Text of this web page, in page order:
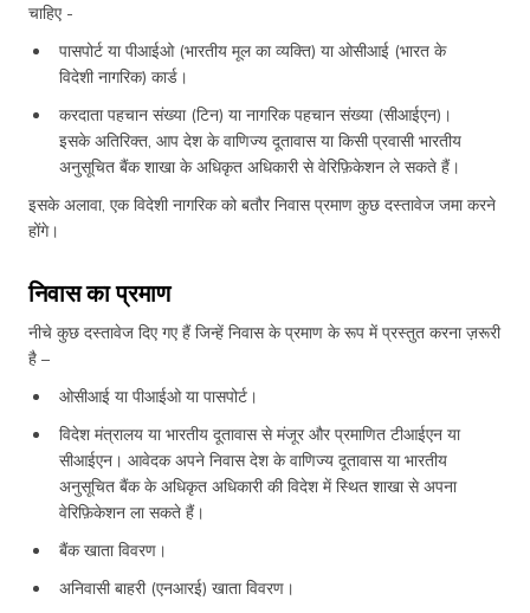
चाहिए -
पासपोर्ट या पीआईओ (भारतीय मूल का व्यक्ति) या ओसीआई (भारत के
विदेशी नागरिक) कार्ड।
करदाता पहचान संख्या (टिन) या नागरिक पहचान संख्या (सीआईएन)।
इसके अतिरिक्त, आप देश के वाणिज्य दूतावास या किसी प्रवासी भारतीय
अनुसूचित बैंक शाखा के अधिकृत अधिकारी से वेरिफ़िकेशन ले सकते हैं।
इसके अलावा, एक विदेशी नागरिक को बतौर निवास प्रमाण कुछ दस्तावेज जमा करने
होंगे।
निवास का प्रमाण
नीचे कुछ दस्तावेज दिए गए हैं जिन्हें निवास के प्रमाण के रूप में प्रस्तुत करना ज़रूरी
है –
ओसीआई या पीआईओ या पासपोर्ट।
विदेश मंत्रालय या भारतीय दूतावास से मंजूर और प्रमाणित टीआईएन या
सीआईएन। आवेदक अपने निवास देश के वाणिज्य दूतावास या भारतीय
अनुसूचित बैंक के अधिकृत अधिकारी की विदेश में स्थित शाखा से अपना
वेरिफ़िकेशन ला सकते हैं।
बैंक खाता विवरण।
अनिवासी बाहरी (एनआरई) खाता विवरण।